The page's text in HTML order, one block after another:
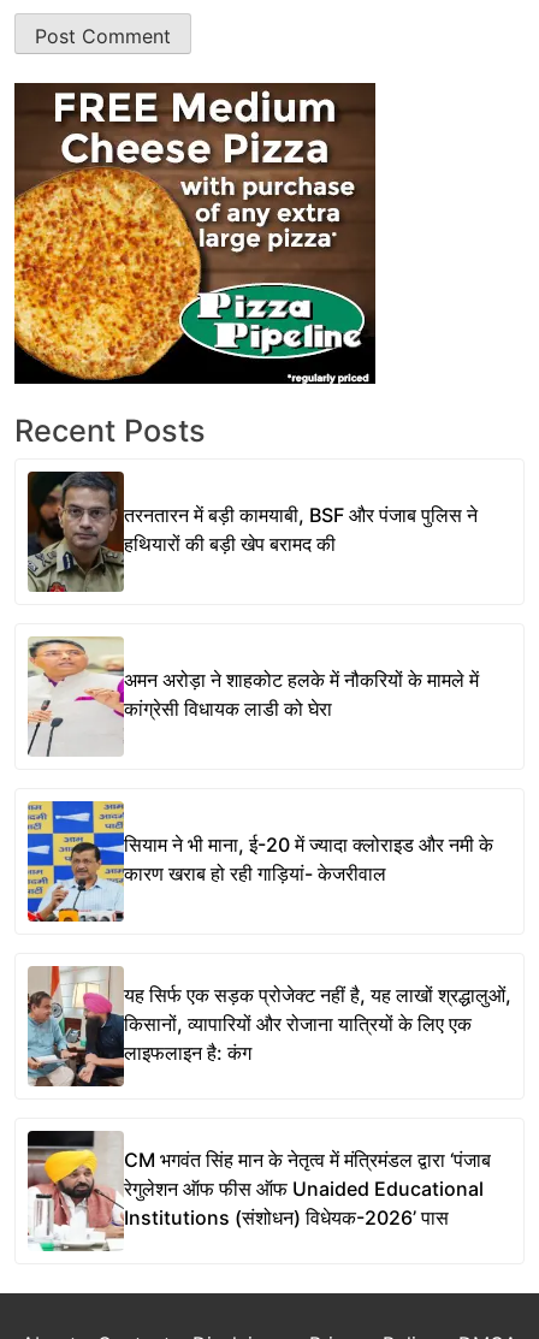
Recent Posts
तरनतारन में बड़ी कामयाबी, BSF और पंजाब पुलिस ने
हथियारों की बड़ी खेप बरामद की
अमन अरोड़ा ने शाहकोट हलके में नौकरियों के मामले में
कांग्रेसी विधायक लाडी को घेरा
सियाम ने भी माना, ई-20 में ज्यादा क्लोराइड और नमी के
कारण खराब हो रही गाड़ियां- केजरीवाल
यह सिर्फ एक सड़क प्रोजेक्ट नहीं है, यह लाखों श्रद्धालुओं,
किसानों, व्यापारियों और रोजाना यात्रियों के लिए एक
लाइफलाइन है: कंग
CM भगवंत सिंह मान के नेतृत्व में मंत्रिमंडल द्वारा ‘पंजाब
रेगुलेशन ऑफ फीस ऑफ Unaided Educational
Institutions (संशोधन) विधेयक-2026’ पास